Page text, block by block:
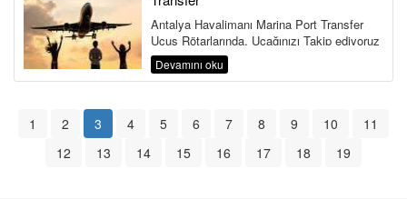
Antalya Havalimanı Marina Port Transfer
Uçuş Rötarlarında, Uçağınızı Takip ediyoruz
Ve Sizi Havalim...
Devamını oku
1 2 3 4 5 6 7 8 9 10
11
12
13 14 15 16 17 18 19